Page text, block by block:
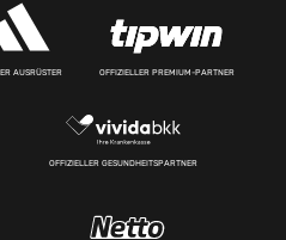
AUSRÜSTER OFFIZIELLER PREMIUM-PARTNER
OFFIZIELLER GESUNDHEITSPARTNER